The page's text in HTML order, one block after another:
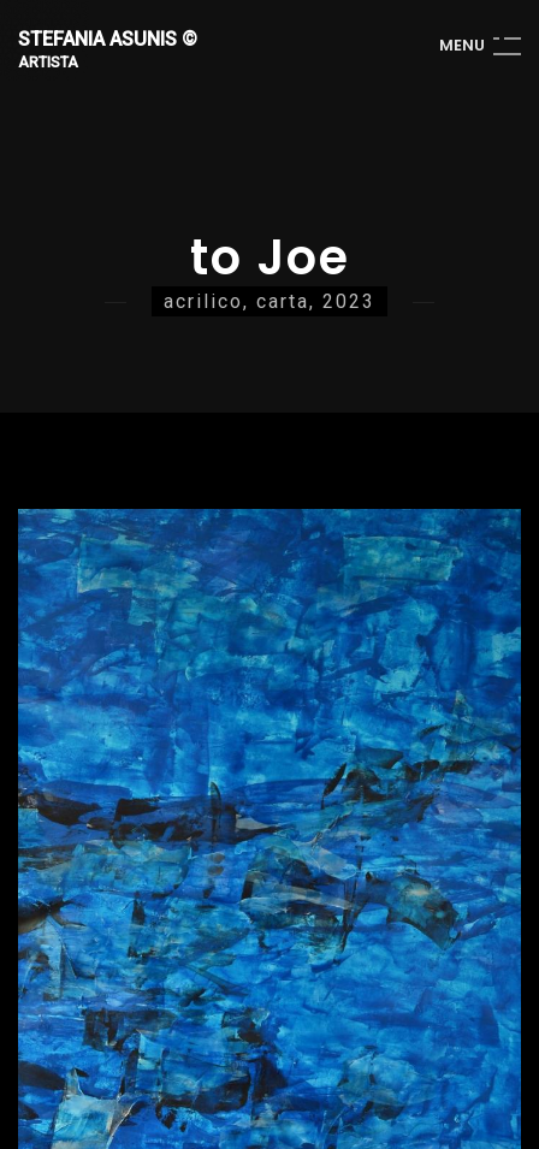
STEFANIA ASUNIS ©
ARTISTA
MENU
to Joe
acrilico, carta, 2023